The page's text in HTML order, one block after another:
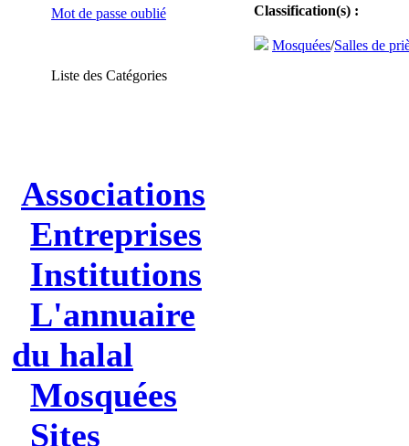
Mot de passe oublié
Liste des Catégories
Associations
Entreprises
Institutions
L'annuaire
du halal
Mosquées
Sites
Classification(s) :
Mosquées/Salles de